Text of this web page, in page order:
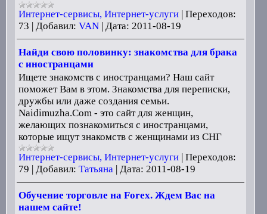
Интернет-сервисы, Интернет-услуги| Переходов:
73 | Добавил: VAN | Дата: 2011-08-19
Найди свою половинку: знакомства для брака
с иностранцами
Ищете знакомств с иностранцами? Наш сайт
поможет Вам в этом. Знакомства для переписки,
дружбы или даже создания семьи.
Naidimuzha.Com - это сайт для женщин,
желающих познакомиться с иностранцами,
которые ищут знакомств с женщинами из СНГ
Интернет-сервисы, Интернет-услуги| Переходов:
79 | Добавил: Татьяна | Дата: 2011-08-19
Обучение торговле на Forex. Ждем Вас на
нашем сайте!